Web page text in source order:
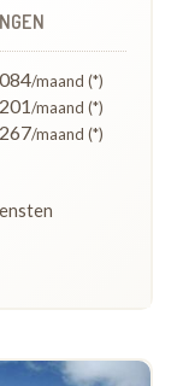
/maand (*)
/maand (*)
/maand (*)